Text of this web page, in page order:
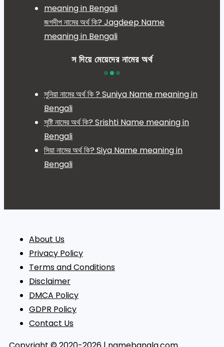
জগদীপ নামের অর্থ কি? Jagdeep Name
meaning in Bengali
স দিয়ে মেয়েদের নামের অর্থ
সুনিয়া নামের অর্থ কি ? Suniya Name meaning in
Bengali
সৃষ্টি নামের অর্থ কি? Srishti Name meaning in
Bengali
সিয়া নামের অর্থ কি? Siya Name meaning in
Bengali
About Us
Privacy Policy
Terms and Conditions
Disclaimer
DMCA Policy
GDPR Policy
Contact Us